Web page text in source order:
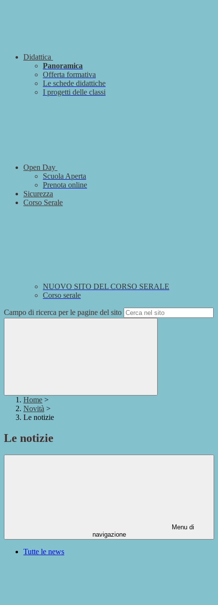
Didattica
Panoramica
Offerta formativa
Le schede didattiche
I progetti delle classi
Open Day
Scuola Aperta
Prenota online
Sicurezza
Corso Serale
NUOVO SITO DEL CORSO SERALE
Corso serale
Campo di ricerca per le pagine del sito
Home >
Novità >
Le notizie
Le notizie
Menu di
navigazione
Tutte le news